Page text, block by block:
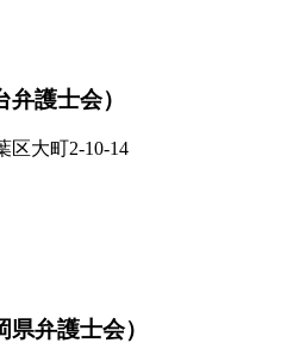
弁護士会）
区大町2-10-14
県弁護士会）